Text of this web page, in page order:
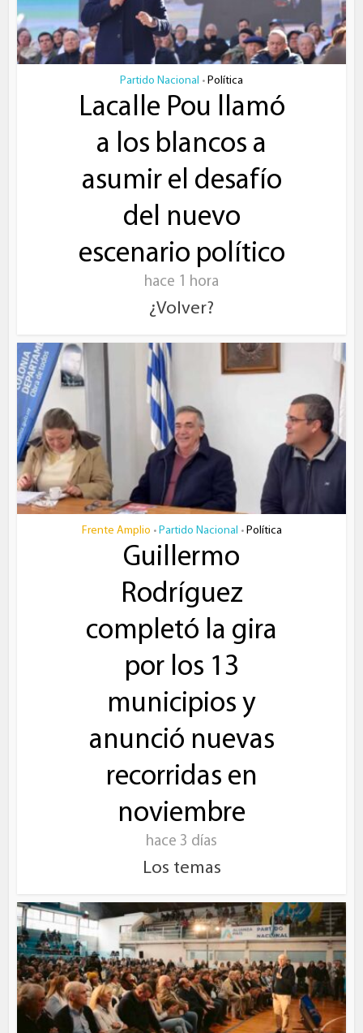
Partido Nacional • Política
Lacalle Pou llamó
a los blancos a
asumir el desafío
del nuevo
escenario político
hace 1 hora
¿Volver?
Frente Amplio • Partido Nacional • Política
Guillermo
Rodríguez
completó la gira
por los 13
municipios y
anunció nuevas
recorridas en
noviembre
hace 3 días
Los temas